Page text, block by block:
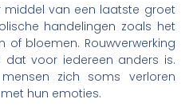
van een laatste groet
handelingen zoals het
bloemen. Rouwverwerking
dat voor iedereen anders is.
zich soms verloren
hun emoties.